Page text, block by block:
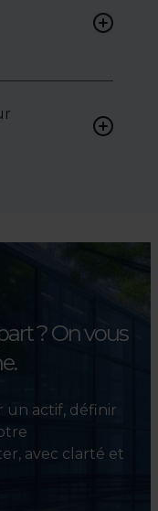
?On vous
un actif, définir
avec clarté et